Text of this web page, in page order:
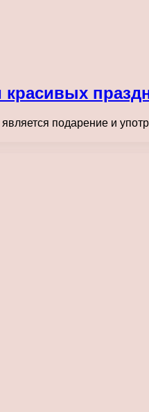
подарение и